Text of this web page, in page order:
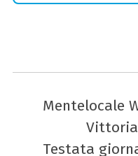
Mentelocale
Testata